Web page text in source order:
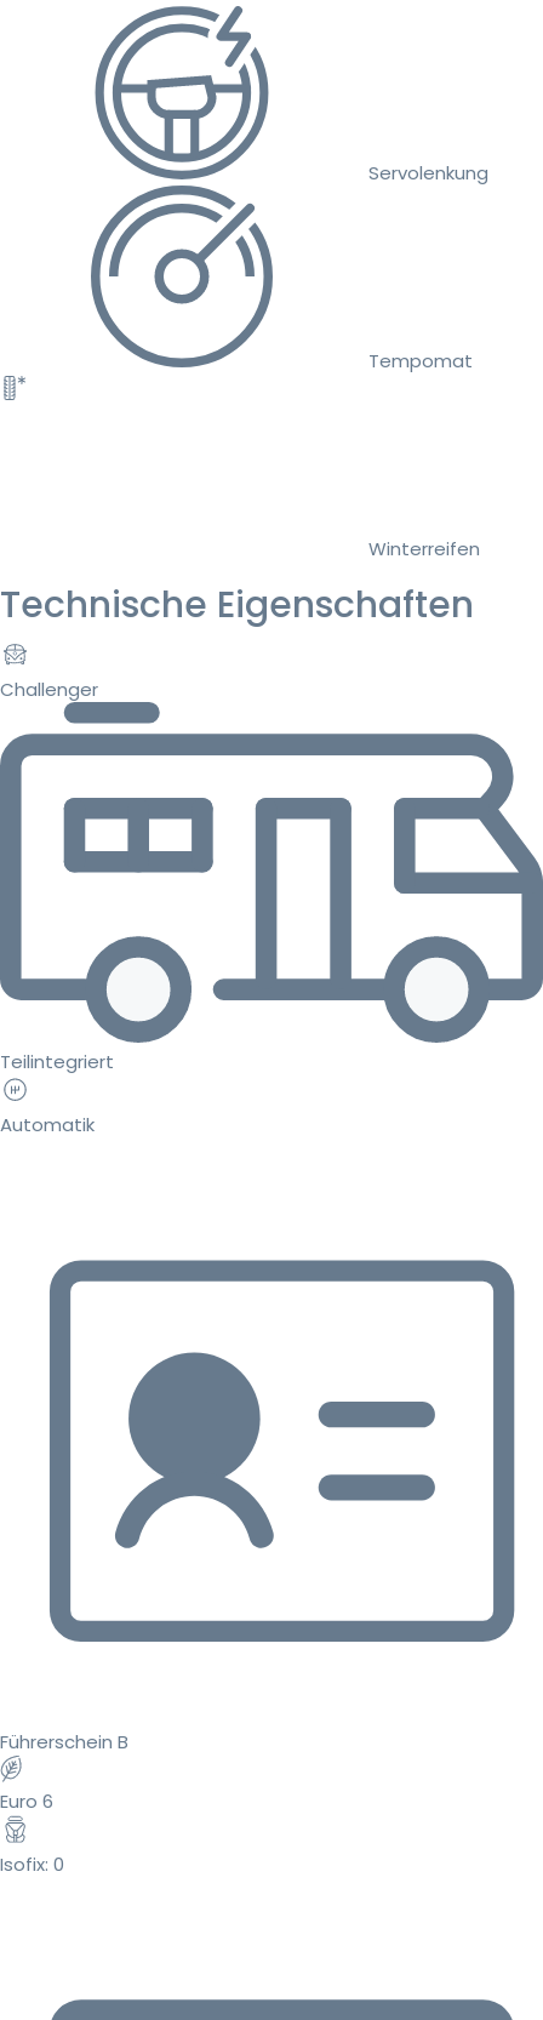
Servolenkung
Tempomat
Winterreifen
Technische Eigenschaften
Challenger
Teilintegriert
Automatik
Führerschein B
Euro 6
Isofix: 0